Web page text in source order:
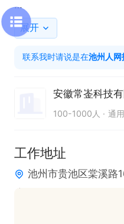
任职要求：
1. 具备丰富的压铸检验
量控制要点者优先。
技能，能够独立完成检
展开
联系我时请说是在池州人网
安徽常崟科技
100-1000人 通
工作地址
池州市贵池区棠溪路